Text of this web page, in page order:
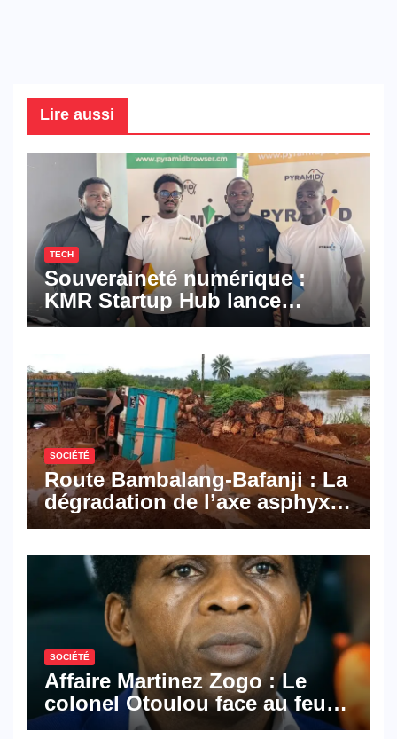
Lire aussi
TECH
Souveraineté numérique :
KMR Startup Hub lance
Pyramid Browser et Pyramid
numériques made in
Cameroon
SOCIÉTÉ
Route Bambalang-Bafanji : La
dégradation de l’axe asphyxie
les activités économiques
SOCIÉTÉ
Affaire Martinez Zogo : Le
colonel Otoulou face au feu
croisé des avocats de la